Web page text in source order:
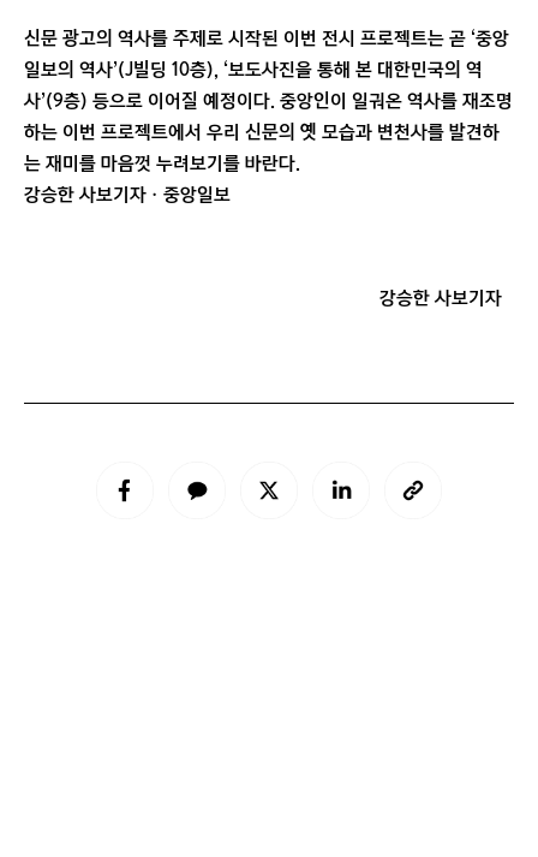
신문 광고의 역사를 주제로 시작된 이번 전시 프로젝트는 곧 ‘중앙
일보의 역사’(J빌딩 10층), ‘보도사진을 통해 본 대한민국의 역
사’(9층) 등으로 이어질 예정이다. 중앙인이 일궈온 역사를 재조명
하는 이번 프로젝트에서 우리 신문의 옛 모습과 변천사를 발견하
는 재미를 마음껏 누려보기를 바란다.
강승한 사보기자ㆍ중앙일보
강승한 사보기자